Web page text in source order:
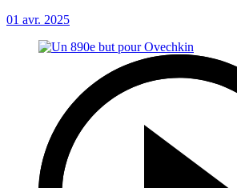
01 avr. 2025